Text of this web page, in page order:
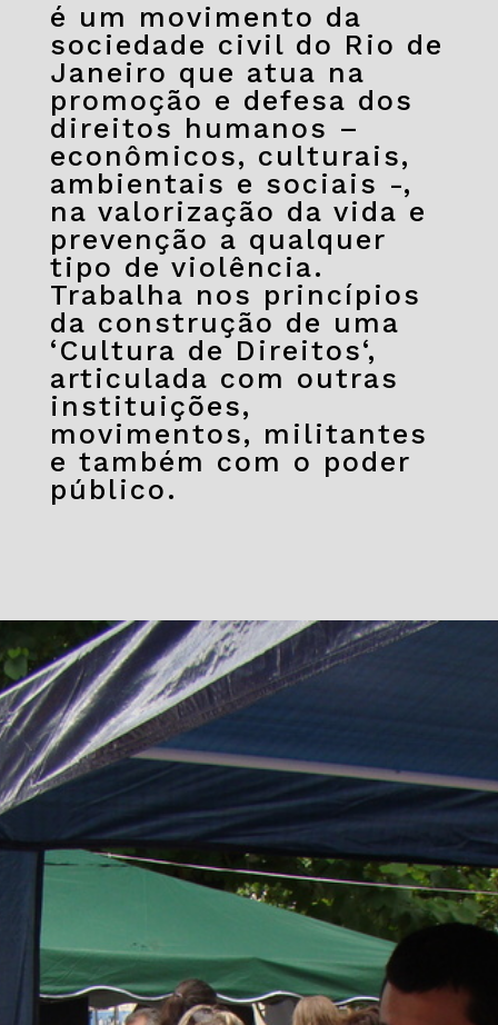
é um movimento da
sociedade civil do Rio de
Janeiro que atua na
promoção e defesa dos
direitos humanos –
econômicos, culturais,
ambientais e sociais -,
na valorização da vida e
prevenção a qualquer
tipo de violência.
Trabalha nos princípios
da construção de uma
‘Cultura de Direitos‘,
articulada com outras
instituições,
movimentos, militantes
e também com o poder
público.